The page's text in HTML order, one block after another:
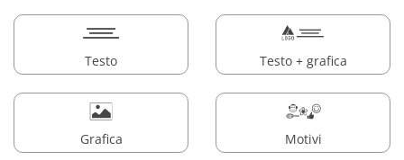
Testo Testo + grafica
Grafica Motivi